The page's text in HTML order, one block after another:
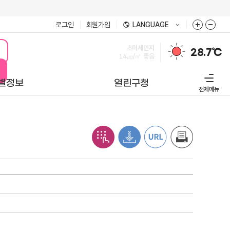
로그인 회원가입 LANGUAGE
미세먼지
17㎍/㎥
좋음 28.7℃
정보 열린구청
전체메뉴